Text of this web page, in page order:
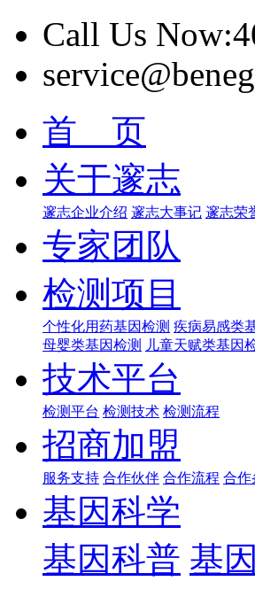
Call Us
首 页
关于邃志
邃志企业介绍 邃志大事记 邃志荣
专家团队
检测项目
个性化用药基因检测 疾病易感类
母婴类基因检测
儿童天赋类基因
技术平台
检测平台 检测技术 检测流程
招商加盟
服务支持 合作伙伴 合作流程 合作
基因科学
基因科普 基